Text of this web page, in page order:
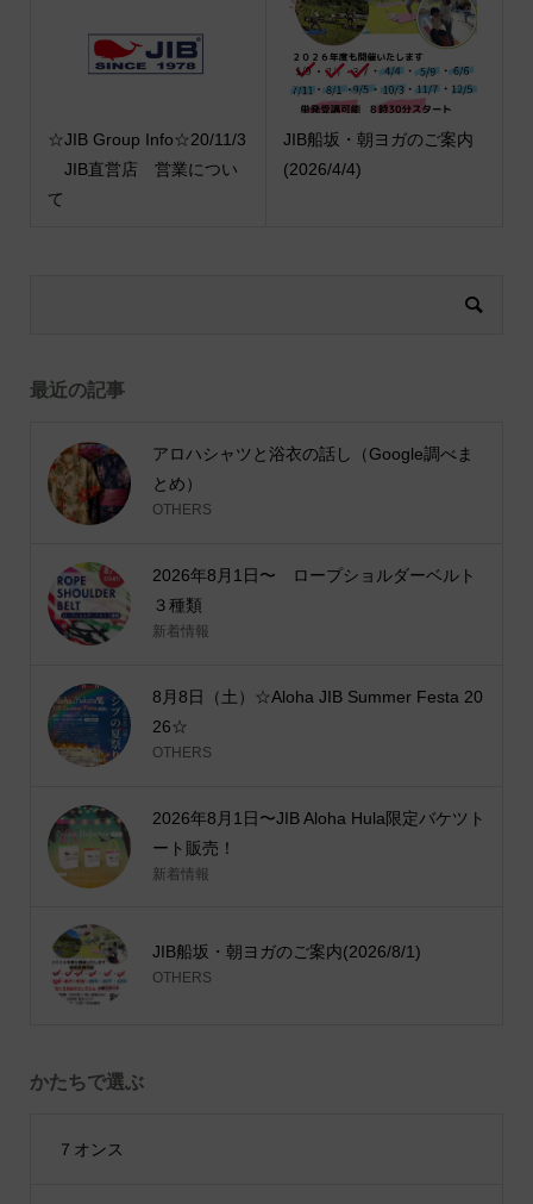
☆JIB Group Info☆20/11/3
JIB直営店 営業につい
て
JIB船坂・朝ヨガのご案内
(2026/4/4)
最近の記事
アロハシャツと浴衣の話し（Google調べま
とめ）
OTHERS
2026年8月1日〜 ロープショルダーベルト
３種類
新着情報
8月8日（土）☆Aloha JIB Summer Festa 20
26☆
OTHERS
2026年8月1日〜JIB Aloha Hula限定バケツト
ート販売！
新着情報
JIB船坂・朝ヨガのご案内(2026/8/1)
OTHERS
かたちで選ぶ
７オンス